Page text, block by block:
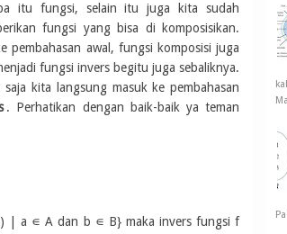
itu fungsi, selain itu juga kita sudah
fungsi yang bisa di komposisikan.
pembahasan awal, fungsi komposisi juga
fungsi invers begitu juga sebaliknya.
saja kita langsung masuk ke pembahasan
. Perhatikan dengan baik-baik ya teman
| a ∊ A dan b ∊ B} maka invers fungsi f